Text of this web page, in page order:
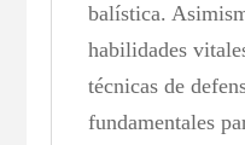
balística.
habilidades
técnicas de
fundamentales